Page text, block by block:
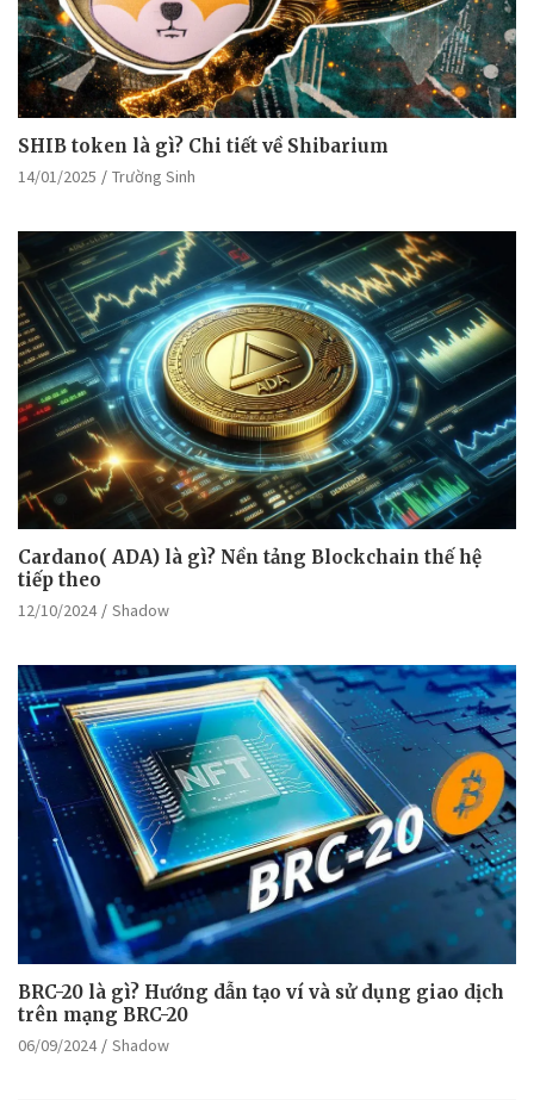
SHIB token là gì? Chi tiết về Shibarium
14/01/2025 Trường Sinh
Cardano( ADA) là gì? Nền tảng Blockchain thế hệ
tiếp theo
12/10/2024 Shadow
BRC-20 là gì? Hướng dẫn tạo ví và sử dụng giao dịch
trên mạng BRC-20
06/09/2024 Shadow